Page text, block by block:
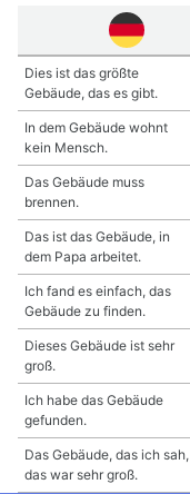
Dies ist das größte
Gebäude, das es gibt.
In dem Gebäude wohnt
kein Mensch.
Das Gebäude muss
brennen.
Das ist das Gebäude, in
dem Papa arbeitet.
Ich fand es einfach, das
Gebäude zu finden.
Dieses Gebäude ist sehr
groß.
Ich habe das Gebäude
gefunden.
Das Gebäude, das ich sah,
das war sehr groß.